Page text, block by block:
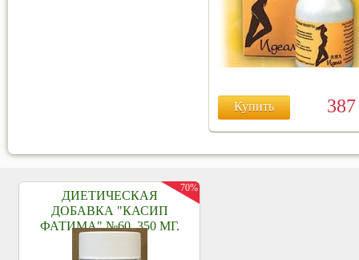
Купить
ДИЕТИЧЕСКАЯ
ДОБАВКА "КАСИП
ФАТИМА" №60, 350 МГ.
70%